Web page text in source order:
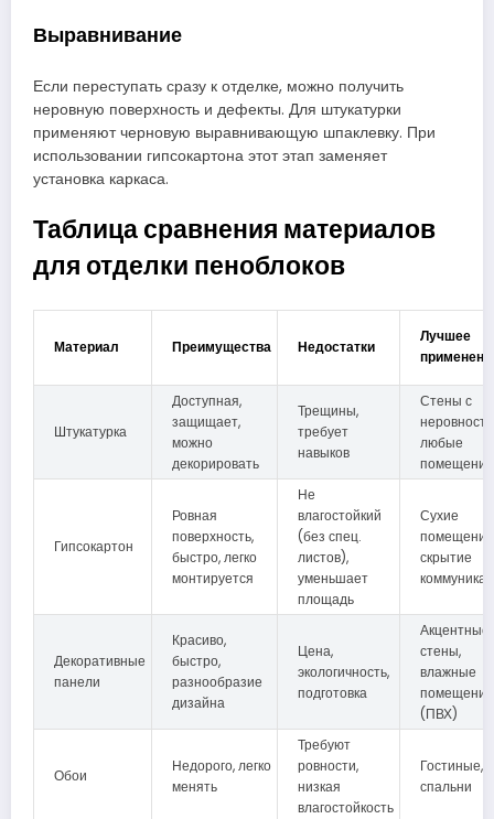
Выравнивание
Если переступать сразу к отделке, можно получить
неровную поверхность и дефекты. Для штукатурки
применяют черновую выравнивающую шпаклевку. При
использовании гипсокартона этот этап заменяет
установка каркаса.
Таблица сравнения материалов
для отделки пеноблоков
Материал Преимущества Недостатки
Лучшее
Штукатурка
Доступная,
защищает,
можно
декорировать
Трещины,
требует
навыков
Стены с
любые
помещения
Гипсокартон
Ровная
поверхность,
быстро, легко
монтируется
Не
влагостойкий
(без спец.
листов),
уменьшает
площадь
Сухие
скрытие
Декоративные
панели
Красиво,
быстро,
разнообразие
дизайна
Цена,
экологичность,
подготовка
Акцентные
стены,
влажные
помещения
(ПВХ)
Обои
Недорого, легко
менять
Требуют
ровности,
низкая
влагостойкость
Гостиные,
спальни